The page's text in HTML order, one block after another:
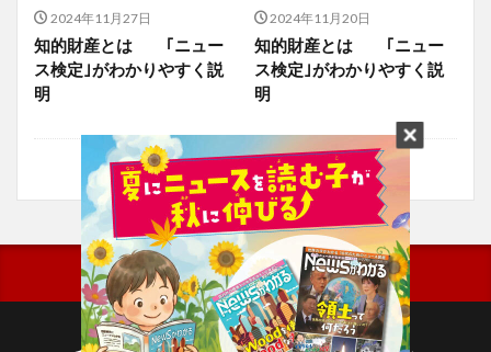
2024年11月27日
知的財産とは ｢ニュー
ス検定｣がわかりやすく説
明
2024年11月20日
知的財産とは ｢ニュー
ス検定｣がわかりやすく説
明